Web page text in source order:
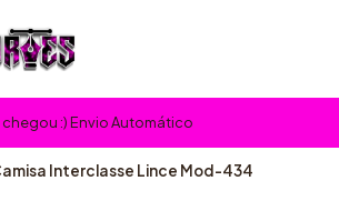
:) Envio Automático
Interclasse Lince Mod-434